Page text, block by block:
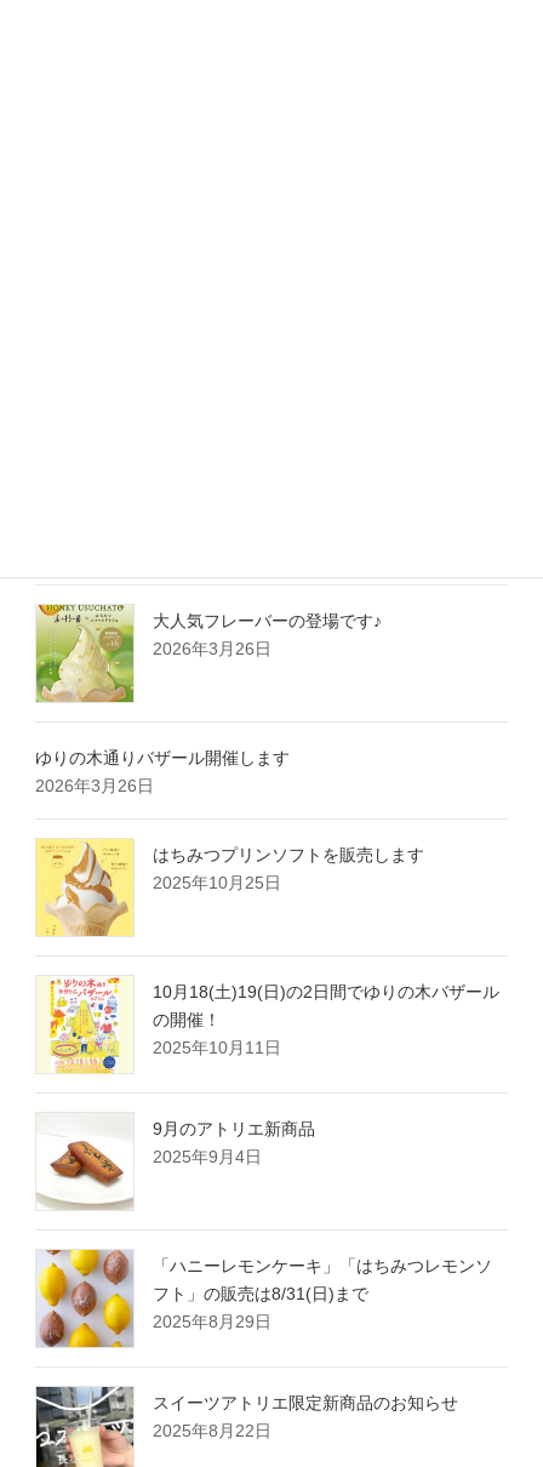
大人気フレーバーの登場です♪
2026年3月26日
ゆりの木通りバザール開催します
2026年3月26日
はちみつプリンソフトを販売します
2025年10月25日
10月18(土)19(日)の2日間でゆりの木バザール
の開催！
2025年10月11日
9月のアトリエ新商品
2025年9月4日
「ハニーレモンケーキ」「はちみつレモンソ
フト」の販売は8/31(日)まで
2025年8月29日
スイーツアトリエ限定新商品のお知らせ
2025年8月22日